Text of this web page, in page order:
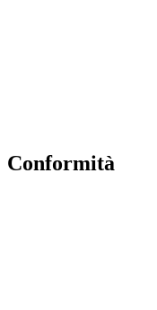
Conformità